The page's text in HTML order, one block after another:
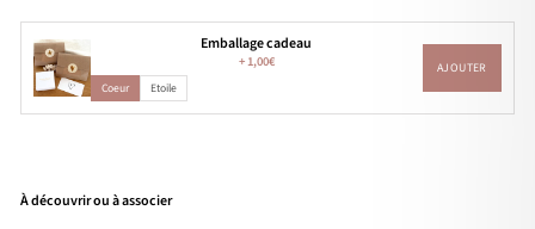
Emballage cadeau
+1,00€
Coeur Etoile
AJOUTER
À découvrir ou à associer